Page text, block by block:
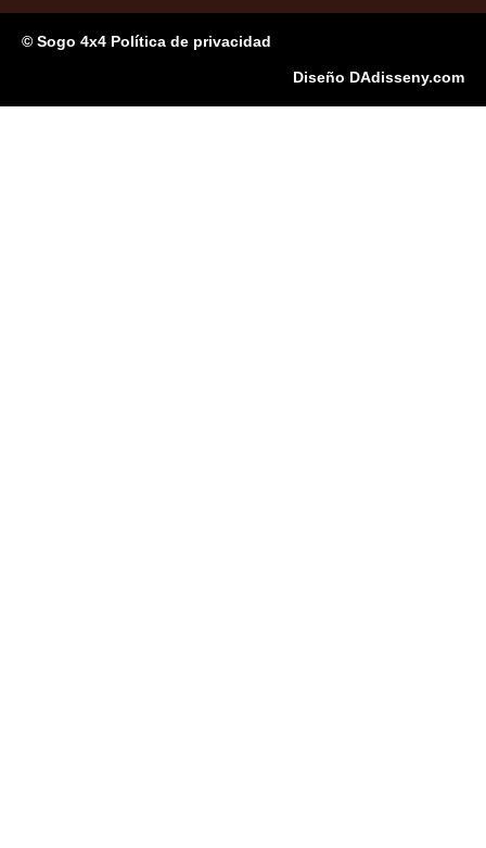
© Sogo 4x4 Política de privacidad
Diseño DAdisseny.com